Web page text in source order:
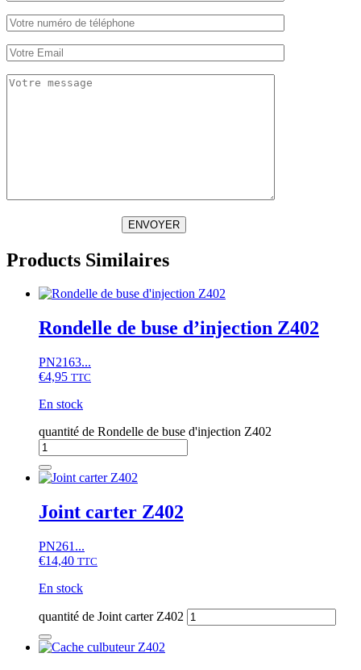
ENVOYER
Products Similaires
Rondelle de buse d’injection Z402
PN2163...
€4,95 TTC
En stock
quantité de Rondelle de buse d'injection Z402
Joint carter Z402
PN261...
€14,40 TTC
En stock
quantité de Joint carter Z402